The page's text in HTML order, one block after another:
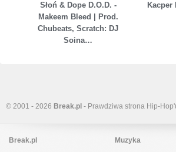
Słoń & Dope D.O.D. -
Makeem Bleed | Prod.
Chubeats, Scratch: DJ
Soina…
Kacper
© 2001 - 2026 Break.pl - Prawdziwa strona Hip-
Break.pl
Muzyka